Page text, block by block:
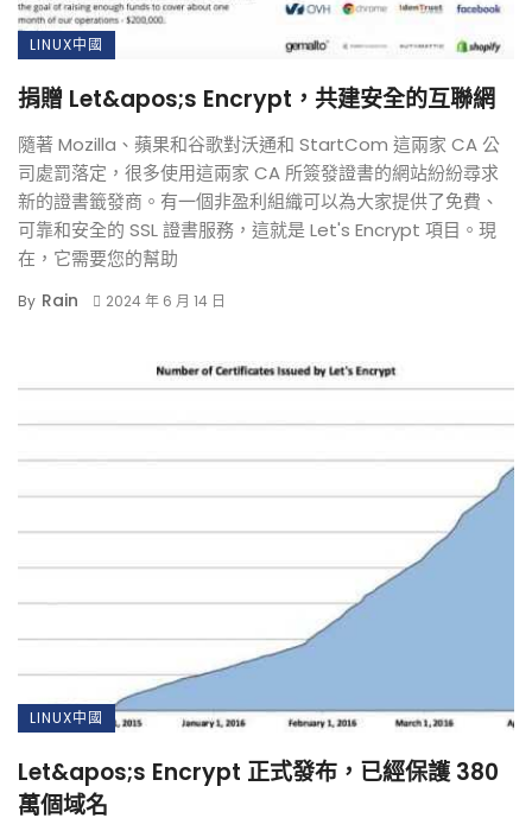
LINUX中國
捐贈 Let&apos;s Encrypt，共建安全的互聯網
隨著 Mozilla、蘋果和谷歌對沃通和 StartCom 這兩家 CA 公
司處罰落定，很多使用這兩家 CA 所簽發證書的網站紛紛尋求
新的證書籤發商。有一個非盈利組織可以為大家提供了免費、
可靠和安全的 SSL 證書服務，這就是 Let's Encrypt 項目。現
在，它需要您的幫助
By Rain 2024 年 6 月 14 日
LINUX中國
Let&apos;s Encrypt 正式發布，已經保護 380
萬個域名